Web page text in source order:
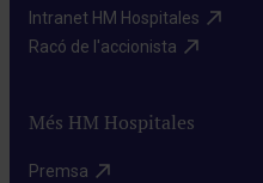
Intranet HM Hospitales​
Racó de l'accionista​
Més HM Hospitales
Premsa​